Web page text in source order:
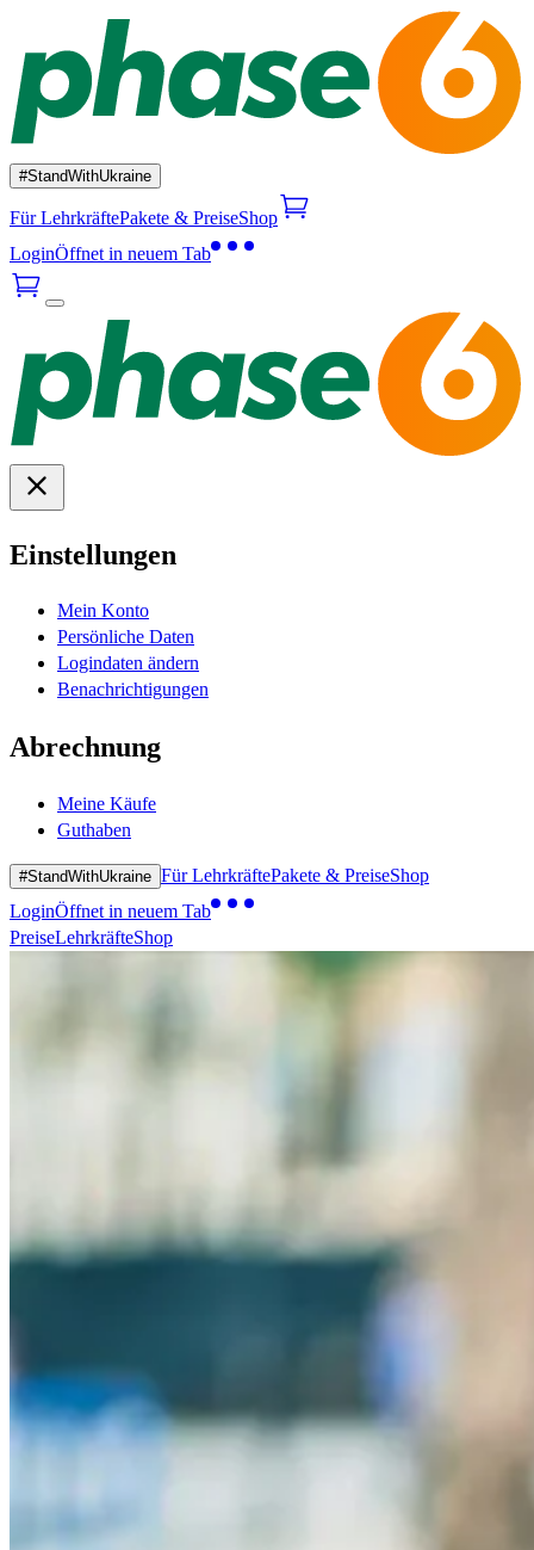
#StandWithUkraine
Für LehrkräftePakete & PreiseShop
LoginÖffnet in neuem Tab
Einstellungen
Mein Konto
Persönliche Daten
Logindaten ändern
Benachrichtigungen
Abrechnung
Meine Käufe
Guthaben
#StandWithUkraine Für LehrkräftePakete & PreiseShop
LoginÖffnet in neuem Tab
PreiseLehrkräfteShop